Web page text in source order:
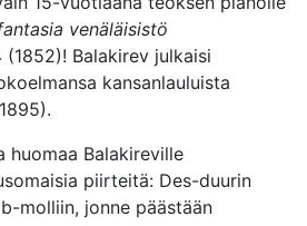
venäläisistö
(1852)! Balakirev julkaisi
kansanlauluista
huomaa Balakireville
piirteitä: Des-duurin
molliin, jonne päästään